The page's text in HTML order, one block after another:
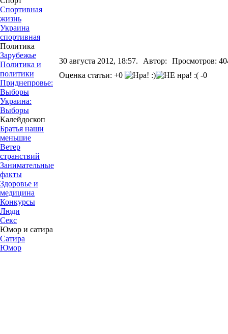
Спортивная
жизнь
Украина
спортивная
Политика
Зарубежье
Политика и
политики
Приднепровье:
Выборы
Украина:
Выборы
Калейдоскоп
Братья наши
меньшие
Ветер
странствий
Занимательные
факты
Здоровье и
медицина
Конкурсы
Люди
Секс
Юмор и сатира
Сатира
Юмор
30 августа 2012, 18:57. Автор:
Просмотров:
Оценка статьи: +0
-0